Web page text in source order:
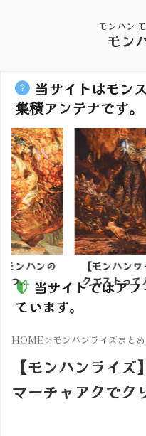
モンハン
モン
当サイトはモン
集積アンテナです。
ンハンの
つ...
【モンハン
クエストって
当サイトではア
ています。
HOME >モンハンライズまとめ
【モンハンライ
マーチャアクでク